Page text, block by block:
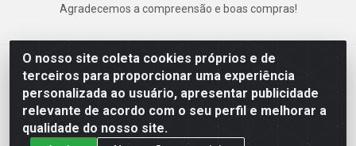
O nosso site coleta cookies próprios e de
terceiros para proporcionar uma experiência
personalizada ao usuário, apresentar publicidade
relevante de acordo com o seu perfil e melhorar a
qualidade do nosso site.
Agradecemos a compreensão e boas compras!
Deskontão Atacado - Av. Marechal Mascarenhas de Morais, 2471 -
Imbiribeira - Recife/PE - CEP 51.150-001 - CNPJ 24.150.377/0003-
57